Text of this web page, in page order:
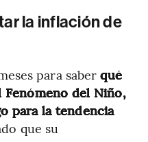
la inflación de
para saberqué
del Niño,
para la tendencia
que su